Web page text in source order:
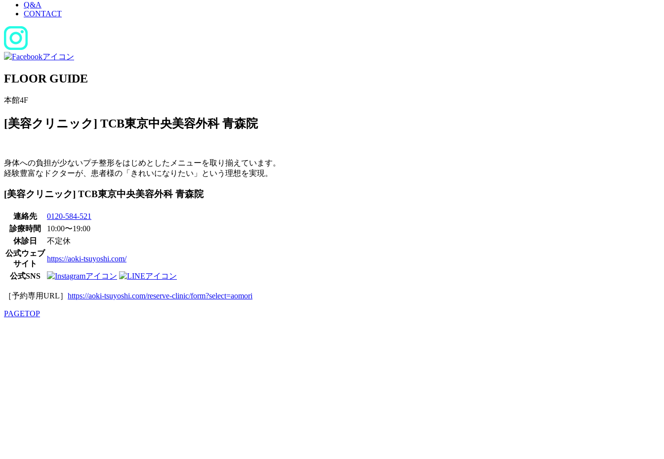
Q&A
CONTACT
FLOOR GUIDE
本館4F
[美容クリニック] TCB東京中央美容外科 青森院
身体への負担が少ないプチ整形をはじめとしたメニューを取り揃えています。
経験豊富なドクターが、患者様の「きれいになりたい」という理想を実現。
[美容クリニック] TCB東京中央美容外科 青森院
連絡先
0120-584-521
診療時間
10:00〜19:00
休診日
不定休
公式ウェブ
サイト
https://aoki-tsuyoshi.com/
公式SNS
［予約専用URL］ https://aoki-tsuyoshi.com/reserve-clinic/form?select=aomori
PAGETOP